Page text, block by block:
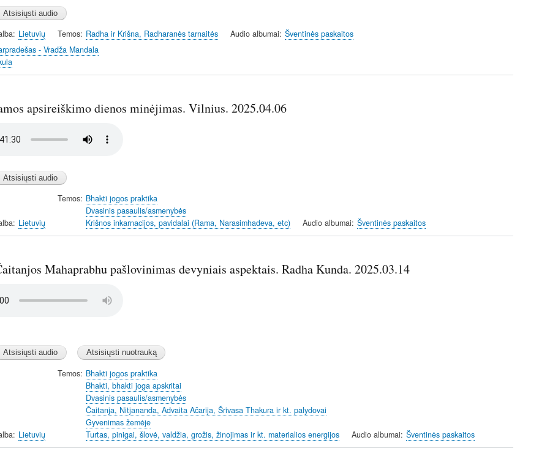
Lietuvių Temos Radha ir Krišna, Radharanės tarnaitės Audio albumai Šventinės paskaitos
- Vradža Mandala
apsireiškimo dienos minėjimas. Vilnius. 2025.04.06
Lietuvių
Temos Bhakti jogos praktika
Dvasinis pasaulis/asmenybės
Krišnos inkarnacijos, pavidalai (Rama, Narasimhadeva, etc)
Audio albumai Šventinės paskaitos
Mahaprabhu pašlovinimas devyniais aspektais. Radha Kunda. 2025.03.14
Lietuvių
Temos Bhakti jogos praktika
Bhakti, bhakti joga apskritai
Dvasinis pasaulis/asmenybės
Čaitanja, Nitjananda, Advaita Ačarija, Šrivasa Thakura ir kt. palydovai
Gyvenimas žemėje
Turtas, pinigai, šlovė, valdžia, grožis, žinojimas ir kt. materialios energijos
Audio albumai Šventinės paskaitos